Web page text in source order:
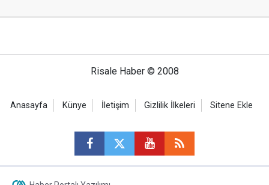
Risale Haber © 2008
Anasayfa Künye İletişim Gizlilik İlkeleri Sitene Ekle